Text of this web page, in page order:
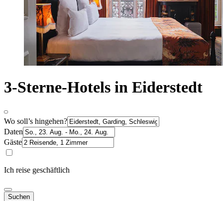
3-Sterne-Hotels in Eiderstedt
Wo soll’s hingehen?
Daten
Gäste
Ich reise geschäftlich
Suchen